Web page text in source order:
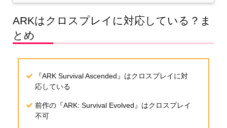
ARKはクロスプレイに対応している？ま
とめ
『ARK Survival Ascended』はクロスプレイに対
応している
前作の『ARK: Survival Evolved』はクロスプレイ
不可